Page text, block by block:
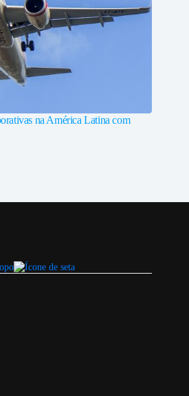
na América Latina com